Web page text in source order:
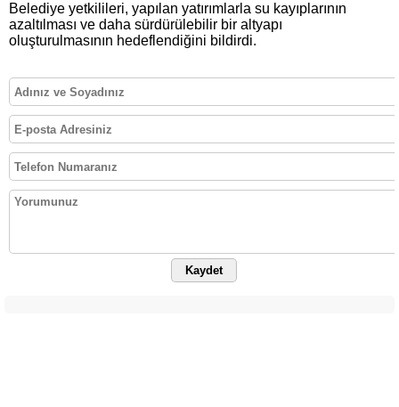
Belediye yetkilileri, yapılan yatırımlarla su kayıplarının
azaltılması ve daha sürdürülebilir bir altyapı
oluşturulmasının hedeflendiğini bildirdi.
Kaydet